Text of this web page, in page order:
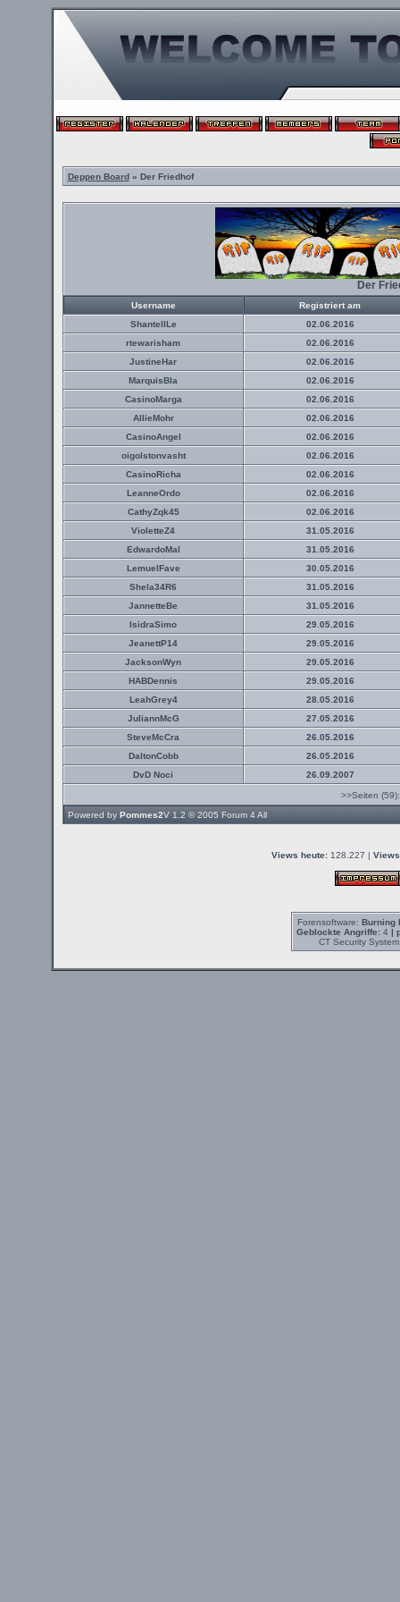
Deppen Board» Der Friedhof
Der
Username
Registriert am
ShantellLe
02.06.2016
rtewarisham
02.06.2016
JustineHar
02.06.2016
MarquisBla
02.06.2016
CasinoMarga
02.06.2016
AllieMohr
02.06.2016
CasinoAngel
02.06.2016
oigolstonvasht
02.06.2016
CasinoRicha
02.06.2016
LeanneOrdo
02.06.2016
CathyZqk45
02.06.2016
VioletteZ4
31.05.2016
EdwardoMal
31.05.2016
LemuelFave
30.05.2016
Shela34R6
31.05.2016
JannetteBe
31.05.2016
IsidraSimo
29.05.2016
JeanettP14
29.05.2016
JacksonWyn
29.05.2016
HABDennis
29.05.2016
LeahGrey4
28.05.2016
JuliannMcG
27.05.2016
SteveMcCra
26.05.2016
DaltonCobb
26.05.2016
DvD Noci
26.09.2007
>>Seiten
Powered by Pommes2V 1.2 © 2005 Forum 4 All
Views heute: 128.227 |
Forensoftware: Burning
Geblockte Angriffe:4 |
CT Security